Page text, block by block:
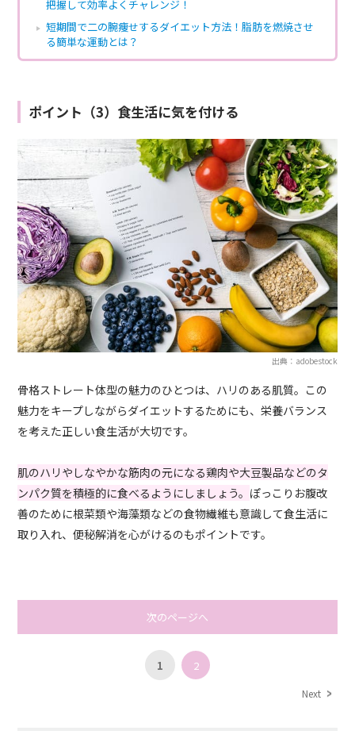
把握して効率よくチャレンジ！
短期間で二の腕痩せするダイエット方法！脂肪を燃焼させ
る簡単な運動とは？
ポイント（3）食生活に気を付ける
出典：adobestock
骨格ストレート体型の魅力のひとつは、ハリのある肌質。この
魅力をキープしながらダイエットするためにも、栄養バランス
を考えた正しい食生活が大切です。
肌のハリやしなやかな筋肉の元になる鶏肉や大豆製品などのタ
ンパク質を積極的に食べるようにしましょう。 ぽっこりお腹改
善のために根菜類や海藻類などの食物繊維も意識して食生活に
取り入れ、便秘解消を心がけるのもポイントです。
次のページへ
1 2
Next